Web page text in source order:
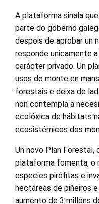
A plataforma sinala
parte do goberno
despois de aprobar un
responde unicamente
carácter privado. Un
usos do monte en
forestais e deixa de
non contempla a
ecolóxica de hábitats
ecosistémicos dos
Un novo Plan Forestal,
plataforma fomenta, o
especies pirófitas e
hectáreas de piñeiros
aumento de 3 millóns